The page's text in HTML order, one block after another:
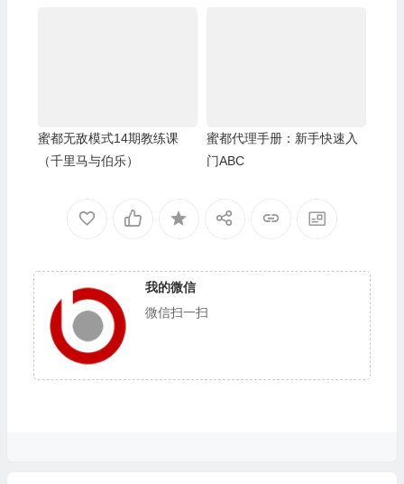
蜜都无敌模式14期教练课
（千里马与伯乐）
蜜都代理手册：新手快速入
门ABC
我的微信
微信扫一扫